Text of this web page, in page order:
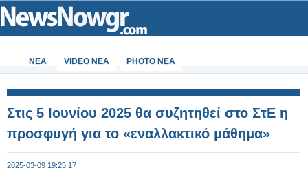
ΝΕΑ VIDEO NEA PHOTO NEA
Στις 5 Ιουνίου 2025 θα συζητηθεί στο ΣτΕ η
προσφυγή για το «εναλλακτικό μάθημα»
2025-03-09 19:25:17